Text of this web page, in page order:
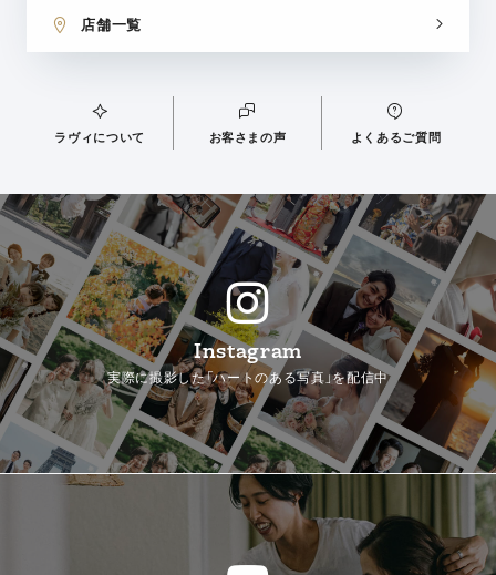
店舗一覧
ラヴィについて お客さまの声 よくあるご質問
Instagram
実際に撮影した「ハートのある写真」を配信中